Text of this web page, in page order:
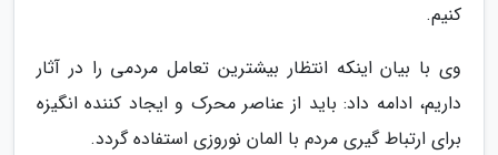
کنیم.
وی با بیان اینکه انتظار بیشترین تعامل مردمی را در آثار
داریم، ادامه داد: باید از عناصر محرک و ایجاد کننده انگیزه
برای ارتباط گیری مردم با المان نوروزی استفاده گردد.